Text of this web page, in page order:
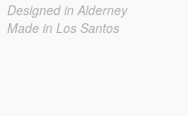
Designed in Alderney
Made in Los Santos